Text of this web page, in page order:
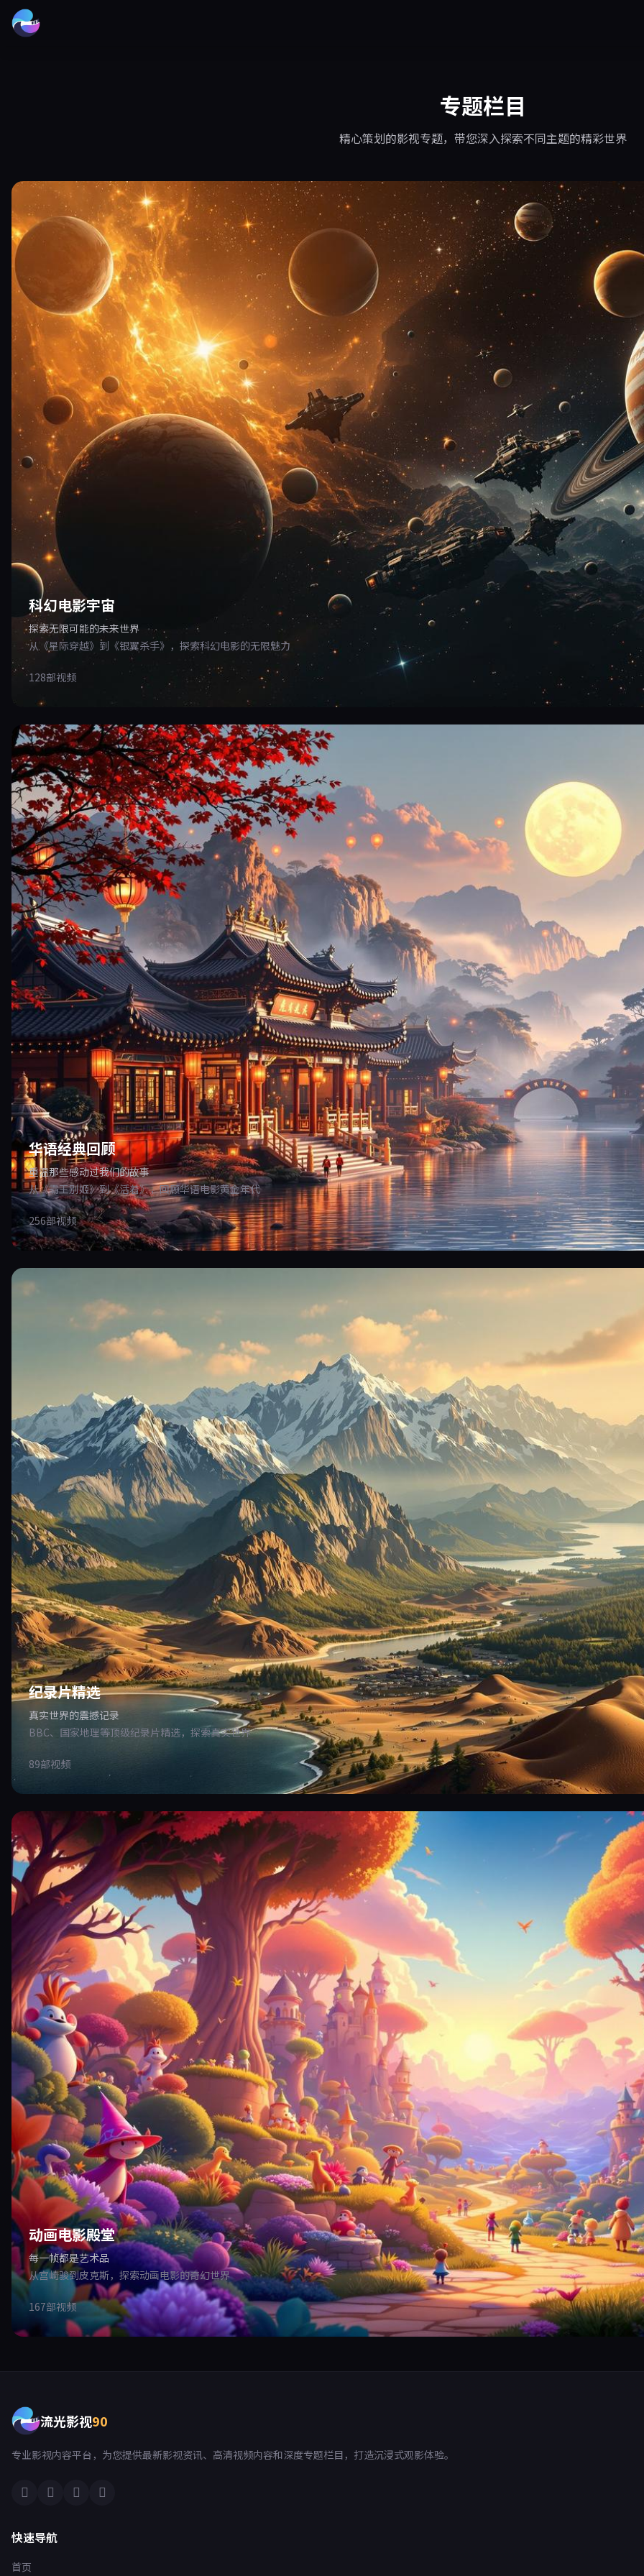
专题栏目
精心策划的影视专题，带您深入探索不同主题的精彩世界
科幻电影宇宙
探索无限可能的未来世界
从《星际穿越》到《银翼杀手》，探索科幻电影的无限魅力
128部视频
华语经典回顾
重温那些感动过我们的故事
从《霸王别姬》到《活着》，回顾华语电影黄金年代
256部视频
纪录片精选
真实世界的震撼记录
BBC、国家地理等顶级纪录片精选，探索真实世界
89部视频
动画电影殿堂
每一帧都是艺术品
从宫崎骏到皮克斯，探索动画电影的奇幻世界
167部视频
流光影视90
专业影视内容平台，为您提供最新影视资讯、高清视频内容和深度专题栏目，打造沉浸式观影体验。
快速导航
首页